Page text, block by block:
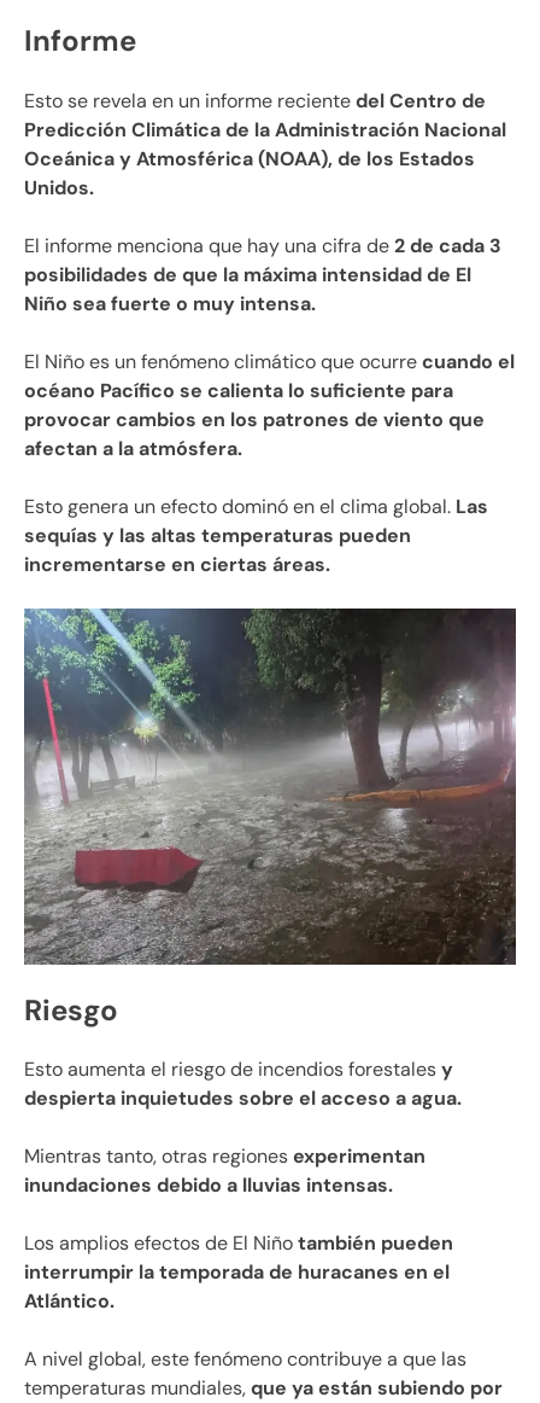
Informe
Esto se revela en un informe recientedel Centro de
Predicción Climática de la Administración Nacional
Oceánica y Atmosférica (NOAA), de los Estados
Unidos.
El informe menciona que hay una cifra de2 de cada 3
posibilidades de que la máxima intensidad de El
Niño sea fuerte o muy intensa.
El Niño es un fenómeno climático que ocurrecuando el
océano Pacífico se calienta lo suficiente para
provocar cambios en los patrones de viento que
afectan a la atmósfera.
Esto genera un efecto dominó en el clima global. Las
sequías y las altas temperaturas pueden
incrementarse en ciertas áreas.
Riesgo
Esto aumenta el riesgo de incendios forestalesy
despierta inquietudes sobre el acceso a agua.
Mientras tanto, otras regionesexperimentan
inundaciones debido a lluvias intensas.
Los amplios efectos de El Niñotambién pueden
interrumpir la temporada de huracanes en el
Atlántico.
A nivel global, este fenómeno contribuye a que las
temperaturas mundiales,que ya están subiendo por